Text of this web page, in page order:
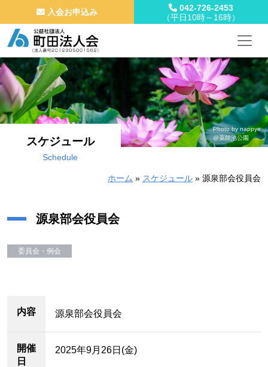
コンテンツへスキップ
メインナビゲーション
入会お申込み
042-726-2453
（平日10時～16時）
スケジュール
Schedule
Photo by nappye
@薬師池公園
ホーム » スケジュール » 源泉部会役員会
源泉部会役員会
委員会・例会
内容 源泉部会役員会
開催
日
2025年9月26日(金)